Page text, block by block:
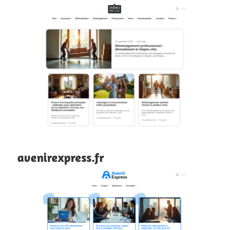
avenirexpress.fr